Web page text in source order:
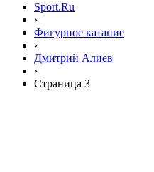
Sport.Ru
›
Фигурное катание
›
Дмитрий Алиев
›
Страница 3